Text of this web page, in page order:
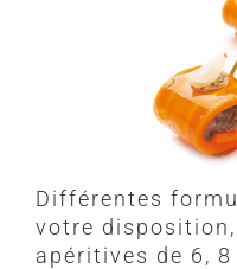
Différentes
votre
apéritives de 6,